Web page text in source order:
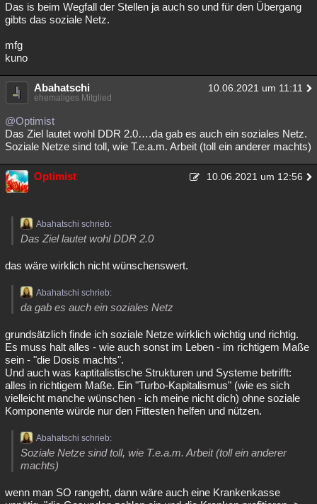
Das is beim Wegfall der Stellen ja auch so und für den Übergang
gibts das soziale Netz.
mfg
kuno
Abahatschi 10.06.2021 um 11:11
ehemaliges Mitglied
@Optimist
Das Ziel lautet wohl DDR 2.0….da gab es auch ein soziales Netz.
Soziale Netze sind toll, wie T.e.a.m. Arbeit (toll ein anderer machts)
Optimist 10.06.2021 um 12:56
Abahatschi schrieb:
Das Ziel lautet wohl DDR 2.0
das wäre wirklich nicht wünschenswert.
Abahatschi schrieb:
da gab es auch ein soziales Netz
grundsätzlich finde ich soziale Netze wirklich wichtig und richtig.
Es muss halt alles - wie auch sonst im Leben - im richtigem Maße
sein - "die Dosis machts".
Und auch was kaptitalistische Strukturen und Systeme betrifft:
alles in richtigem Maße. Ein "Turbo-Kapitalismus" (wie es sich
vielleicht manche wünschen - ich meine nicht dich) ohne soziale
Komponente würde nur den Fittesten helfen und nützen.
Abahatschi schrieb:
Soziale Netze sind toll, wie T.e.a.m. Arbeit (toll ein anderer
machts)
wenn man SO rangeht, dann wäre auch eine Krankenkasse